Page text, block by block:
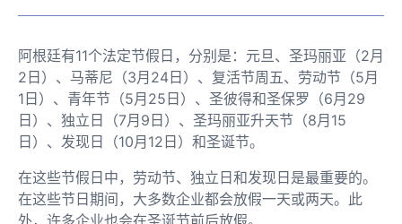
阿根廷有11个法定节假日，分别是：元旦、圣玛丽亚（2月
2日）、马蒂尼（3月24日）、复活节周五、劳动节（5月
1日）、青年节（5月25日）、圣彼得和圣保罗（6月29
日）、独立日（7月9日）、圣玛丽亚升天节（8月15
日）、发现日（10月12日）和圣诞节。
在这些节假日中，劳动节、独立日和发现日是最重要的。
在这些节日期间，大多数企业都会放假一天或两天。此